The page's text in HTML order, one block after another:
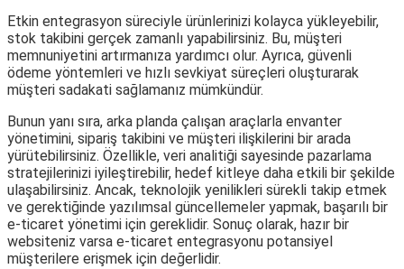
Etkin entegrasyon süreciyle ürünlerinizi kolayca yükleyebilir,
stok takibini gerçek zamanlı yapabilirsiniz. Bu, müşteri
memnuniyetini artırmanıza yardımcı olur. Ayrıca, güvenli
ödeme yöntemleri ve hızlı sevkiyat süreçleri oluşturarak
müşteri sadakati sağlamanız mümkündür.
Bunun yanı sıra, arka planda çalışan araçlarla envanter
yönetimini, sipariş takibini ve müşteri ilişkilerini bir arada
yürütebilirsiniz. Özellikle, veri analitiği sayesinde pazarlama
stratejilerinizi iyileştirebilir, hedef kitleye daha etkili bir şekilde
ulaşabilirsiniz. Ancak, teknolojik yenilikleri sürekli takip etmek
ve gerektiğinde yazılımsal güncellemeler yapmak, başarılı bir
e-ticaret yönetimi için gereklidir. Sonuç olarak, hazır bir
websiteniz varsa e-ticaret entegrasyonu potansiyel
müşterilere erişmek için değerlidir.